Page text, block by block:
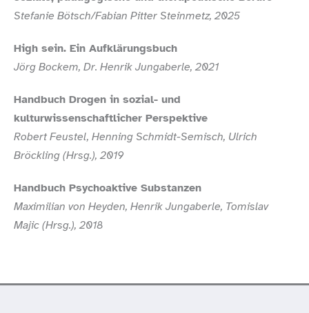
Stefanie Bötsch/​Fabian Pitter Steinmetz, 2025
High sein. Ein Aufklärungsbuch
Jörg Bockem, Dr. Henrik Jungaberle, 2021
Handbuch Drogen in sozial- und
kulturwissenschaftlicher Perspektive
Robert Feustel, Henning Schmidt-​Semisch, Ulrich
Bröckling (Hrsg.), 2019
Handbuch Psychoaktive Substanzen
Maximilian von Heyden, Henrik Jungaberle, Tomislav
Majic (Hrsg.), 2018